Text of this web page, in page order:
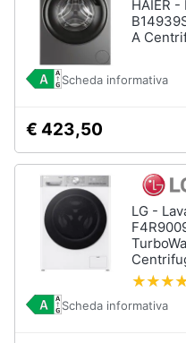
HAIER
A
Scheda informativa
€ 423,50
LG -
Scheda informativa